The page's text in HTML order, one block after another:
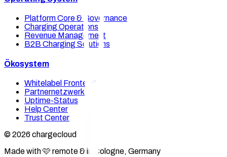
Platform Core & Governance
Charging Operations
Revenue Management
B2B Charging Solutions
Ökosystem
Whitelabel Frontends
Partnernetzwerk
Uptime-Status
Help Center
Trust Center
© 2026 chargecloud
Made with 🩷 remote & in Cologne, Germany